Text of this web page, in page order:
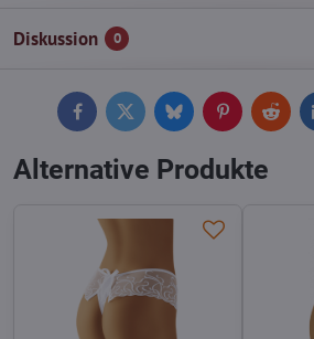
Diskussion 0
FacebookTwitterBlueskyPinterestReddit
Alternative Produkte